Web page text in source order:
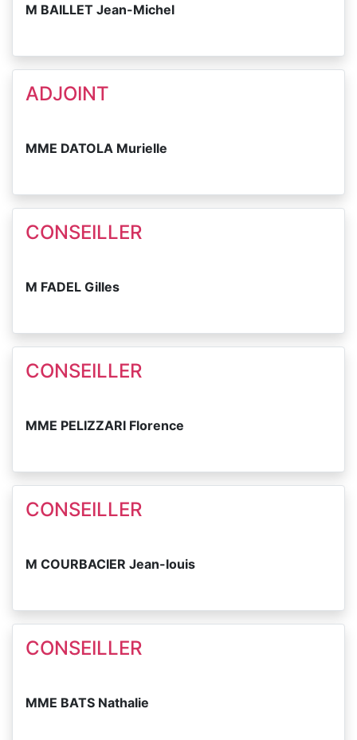
M BAILLET Jean-Michel
ADJOINT
MME DATOLA Murielle
CONSEILLER
M FADEL Gilles
CONSEILLER
MME PELIZZARI Florence
CONSEILLER
M COURBACIER Jean-louis
CONSEILLER
MME BATS Nathalie